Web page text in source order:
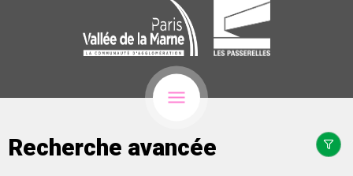
Recherche avancée